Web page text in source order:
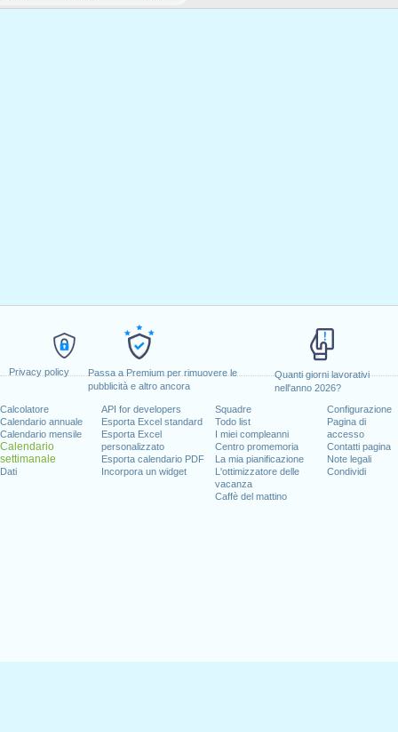
Privacy policy
Passa a Premium per rimuovere le
pubblicità e altro ancora
Quanti giorni lavorativi
nell'anno 2026?
Calcolatore
Calendario annuale
Calendario mensile
Calendario
settimanale
Dati
API for developers
Esporta Excel standard
Esporta Excel
personalizzato
Esporta calendario PDF
Incorpora un widget
Squadre
Todo list
I miei compleanni
Centro promemoria
La mia pianificazione
L'ottimizzatore delle
vacanza
Caffè del mattino
Configurazione
Pagina di
accesso
Contatti pagina
Note legali
Condividi